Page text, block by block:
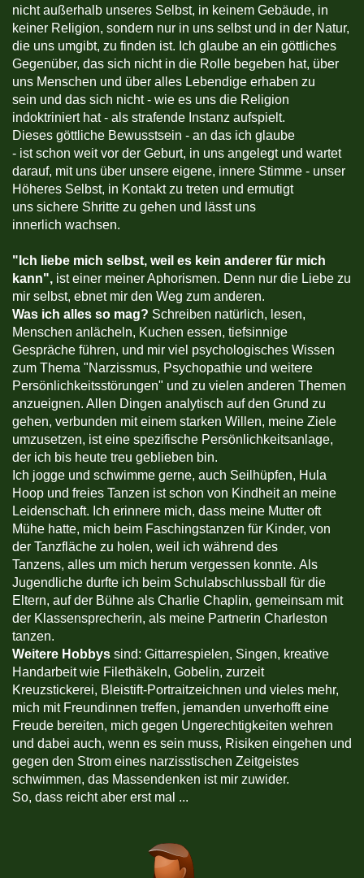
nicht außerhalb unseres Selbst, in keinem Gebäude, in
keiner Religion, sondern nur in uns selbst und in der Natur,
die uns umgibt, zu finden ist. Ich glaube an ein göttliches
Gegenüber, das sich nicht in die Rolle begeben hat, über
uns Menschen und über alles Lebendige erhaben zu
sein und das sich nicht - wie es uns die Religion
indoktriniert hat - als strafende Instanz aufspielt.
Dieses göttliche Bewusstsein - an das ich glaube
- ist schon weit vor der Geburt, in uns angelegt und wartet
darauf, mit uns über unsere eigene, innere Stimme - unser
Höheres Selbst, in Kontakt zu treten und ermutigt
uns sichere Shritte zu gehen und lässt uns
innerlich wachsen.
" Ich liebe mich selbst, weil es kein anderer für mich
kann", ist einer meiner Aphorismen. Denn nur die Liebe zu
mir selbst, ebnet mir den Weg zum anderen.
Was ich alles so mag? Schreiben natürlich, lesen,
Menschen anlächeln, Kuchen essen, tiefsinnige
Gespräche führen, und mir viel psychologisches Wissen
zum Thema "Narzissmus, Psychopathie und weitere
Persönlichkeitsstörungen" und zu vielen anderen Themen
anzueignen. Allen Dingen analytisch auf den Grund zu
gehen, verbunden mit einem starken Willen, meine Ziele
umzusetzen, ist eine spezifische Persönlichkeitsanlage,
der ich bis heute treu geblieben bin.
Ich jogge und schwimme gerne, auch Seilhüpfen, Hula
Hoop und freies Tanzen ist schon von Kindheit an meine
Leidenschaft. Ich erinnere mich, dass meine Mutter oft
Mühe hatte, mich beim Faschingstanzen für Kinder, von
der Tanzfläche zu holen, weil ich während des
Tanzens, alles um mich herum vergessen konnte. Als
Jugendliche durfte ich beim Schulabschlussball für die
Eltern, auf der Bühne als Charlie Chaplin, gemeinsam mit
der Klassensprecherin, als meine Partnerin Charleston
tanzen.
Weitere Hobbys sind: Gittarrespielen, Singen, kreative
Handarbeit wie Filethäkeln, Gobelin, zurzeit
Kreuzstickerei, Bleistift-Portraitzeichnen und vieles mehr,
mich mit Freundinnen treffen, jemanden unverhofft eine
Freude bereiten, mich gegen Ungerechtigkeiten wehren
und dabei auch, wenn es sein muss, Risiken eingehen und
gegen den Strom eines narzisstischen Zeitgeistes
schwimmen, das Massendenken ist mir zuwider.
So, dass reicht aber erst mal ...